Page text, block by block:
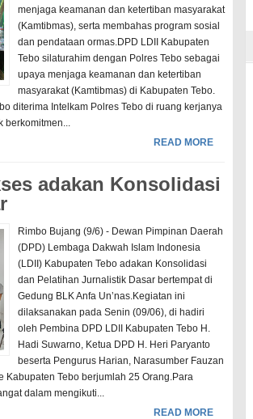
menjaga keamanan dan ketertiban masyarakat
(Kamtibmas), serta membahas program sosial
dan pendataan ormas.DPD LDII Kabupaten
Tebo silaturahim dengan Polres Tebo sebagai
upaya menjaga keamanan dan ketertiban
masyarakat (Kamtibmas) di Kabupaten Tebo.
diterima Intelkam Polres Tebo di ruang kerjanya
berkomitmen...
READ MORE
adakan Konsolidasi
Rimbo Bujang (9/6) - Dewan Pimpinan Daerah
(DPD) Lembaga Dakwah Islam Indonesia
(LDII) Kabupaten Tebo adakan Konsolidasi
dan Pelatihan Jurnalistik Dasar bertempat di
Gedung BLK Anfa Un’nas.Kegiatan ini
dilaksanakan pada Senin (09/06), di hadiri
oleh Pembina DPD LDII Kabupaten Tebo H.
Hadi Suwarno, Ketua DPD H. Heri Paryanto
beserta Pengurus Harian, Narasumber Fauzan
Kabupaten Tebo berjumlah 25 Orang.Para
dalam mengikuti...
READ MORE